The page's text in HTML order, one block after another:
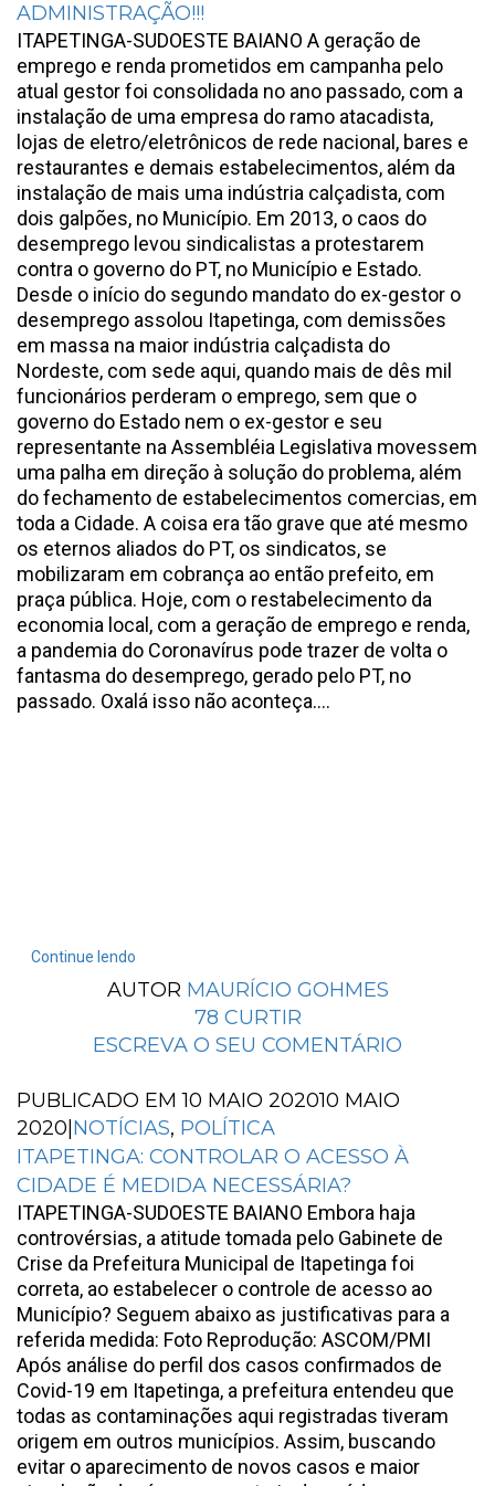
ADMINISTRAÇÃO!!!
ITAPETINGA-SUDOESTE BAIANO A geração de
emprego e renda prometidos em campanha pelo
atual gestor foi consolidada no ano passado, com a
instalação de uma empresa do ramo atacadista,
lojas de eletro/eletrônicos de rede nacional, bares e
restaurantes e demais estabelecimentos, além da
instalação de mais uma indústria calçadista, com
dois galpões, no Município. Em 2013, o caos do
desemprego levou sindicalistas a protestarem
contra o governo do PT, no Município e Estado.
Desde o início do segundo mandato do ex-gestor o
desemprego assolou Itapetinga, com demissões
em massa na maior indústria calçadista do
Nordeste, com sede aqui, quando mais de dês mil
funcionários perderam o emprego, sem que o
governo do Estado nem o ex-gestor e seu
representante na Assembléia Legislativa movessem
uma palha em direção à solução do problema, além
do fechamento de estabelecimentos comercias, em
toda a Cidade. A coisa era tão grave que até mesmo
os eternos aliados do PT, os sindicatos, se
mobilizaram em cobrança ao então prefeito, em
praça pública. Hoje, com o restabelecimento da
economia local, com a geração de emprego e renda,
a pandemia do Coronavírus pode trazer de volta o
fantasma do desemprego, gerado pelo PT, no
passado. Oxalá isso não aconteça....
Continue lendo
AUTOR MAURÍCIO GOHMES
78 CURTIR
ESCREVA O SEU COMENTÁRIO
PUBLICADO EM10 MAIO 202010 MAIO
2020 NOTÍCIAS, POLÍTICA
ITAPETINGA: CONTROLAR O ACESSO À
CIDADE É MEDIDA NECESSÁRIA?
ITAPETINGA-SUDOESTE BAIANO Embora haja
controvérsias, a atitude tomada pelo Gabinete de
Crise da Prefeitura Municipal de Itapetinga foi
correta, ao estabelecer o controle de acesso ao
Município? Seguem abaixo as justificativas para a
referida medida: Foto Reprodução: ASCOM/PMI
Após análise do perfil dos casos confirmados de
Covid-19 em Itapetinga, a prefeitura entendeu que
todas as contaminações aqui registradas tiveram
origem em outros municípios. Assim, buscando
evitar o aparecimento de novos casos e maior